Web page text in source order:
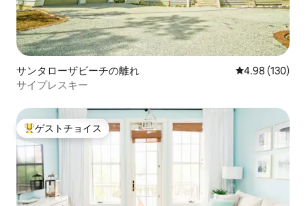
サンタローザビーチの離れ レビュー130
4.98 (130)
サイプレスキー
大好評のゲストチョイスです。
ゲストチョイス